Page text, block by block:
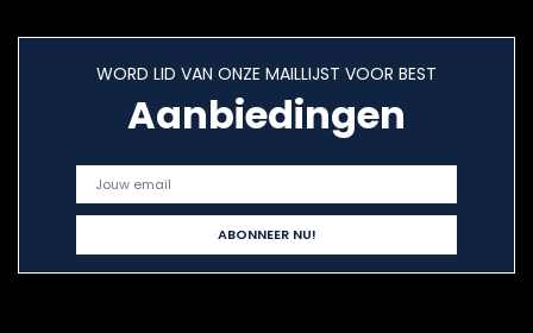
WORD LID VAN ONZE MAILLIJST VOOR BEST
Aanbiedingen